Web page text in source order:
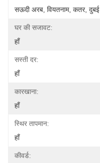
सऊदी अरब, वियतनाम, कतर, दुबई
घर की सजावट:
हाँ
सस्ती दर:
हाँ
कारखाना:
हाँ
स्थिर तापमान:
हाँ
कीवर्ड: